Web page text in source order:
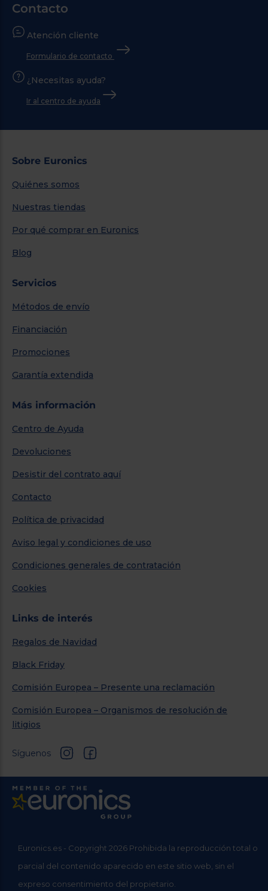
Contacto
Atención cliente
Formulario de contacto
¿Necesitas ayuda?
Ir al centro de ayuda
Sobre Euronics
Quiénes somos
Nuestras tiendas
Por qué comprar en Euronics
Blog
Servicios
Métodos de envío
Financiación
Promociones
Garantía extendida
Más información
Centro de Ayuda
Devoluciones
Desistir del contrato aquí
Contacto
Política de privacidad
Aviso legal y condiciones de uso
Condiciones generales de contratación
Cookies
Links de interés
Regalos de Navidad
Black Friday
Comisión Europea – Presente una reclamación
Comisión Europea – Organismos de resolución de
litigios
Síguenos
Euronics.es - Copyright 2026 Prohibida la reproducción total o
parcial del contenido aparecido en este sitio web, sin el
expreso consentimiento del propietario.